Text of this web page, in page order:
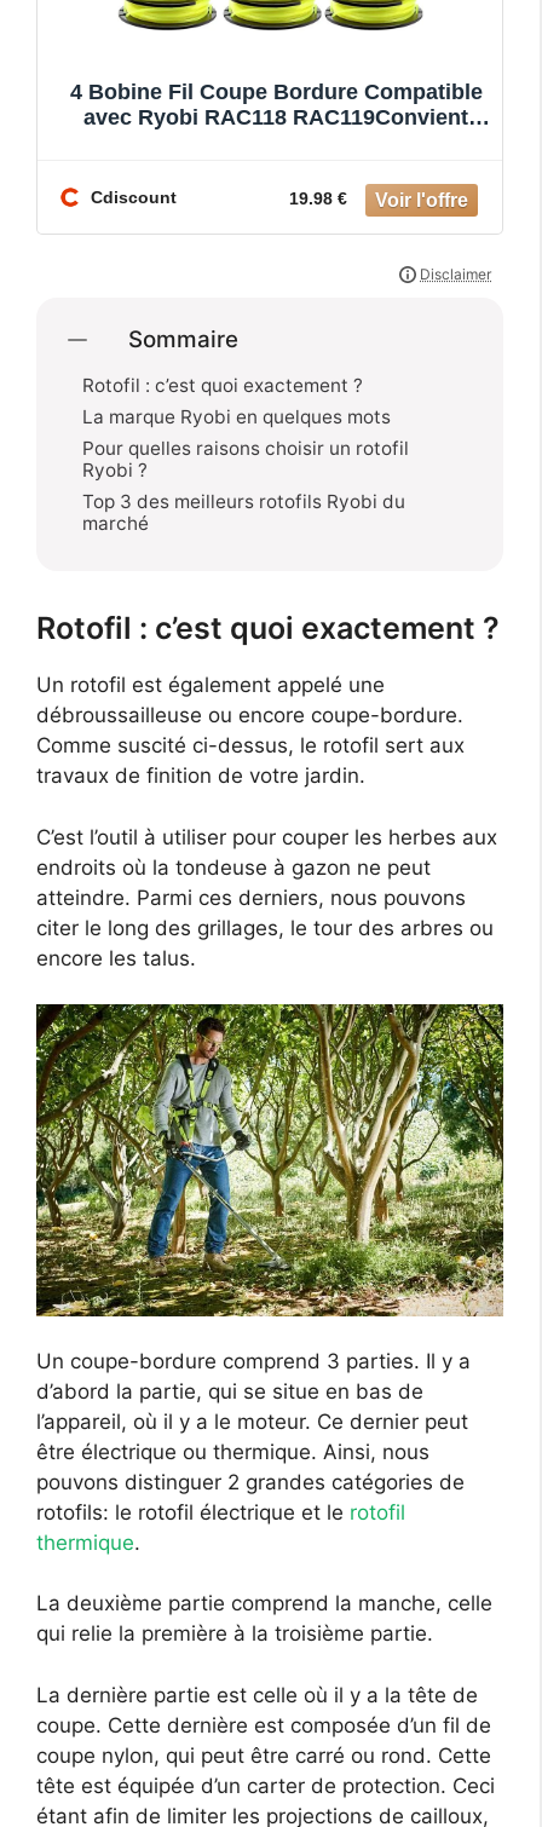
4 Bobine Fil Coupe Bordure Compatible
avec Ryobi RAC118 RAC119Convient
Cdiscount 19.98 €
Sommaire
Rotofil : c’est quoi exactement ?
La marque Ryobi en quelques mots
Pour quelles raisons choisir un rotofil
Ryobi ?
Top 3 des meilleurs rotofils Ryobi du
marché
Rotofil : c’est quoi exactement ?
Un rotofil est également appelé une
débroussailleuse ou encore coupe-bordure.
Comme suscité ci-dessus, le rotofil sert aux
travaux de finition de votre jardin.
C’est l’outil à utiliser pour couper les herbes aux
endroits où la tondeuse à gazon ne peut
atteindre. Parmi ces derniers, nous pouvons
citer le long des grillages, le tour des arbres ou
encore les talus.
Un coupe-bordure comprend 3 parties. Il y a
d’abord la partie, qui se situe en bas de
l’appareil, où il y a le moteur. Ce dernier peut
être électrique ou thermique. Ainsi, nous
pouvons distinguer 2 grandes catégories de
rotofils: le rotofil électrique et le rotofil
thermique.
La deuxième partie comprend la manche, celle
qui relie la première à la troisième partie.
La dernière partie est celle où il y a la tête de
coupe. Cette dernière est composée d’un fil de
coupe nylon, qui peut être carré ou rond. Cette
tête est équipée d’un carter de protection. Ceci
étant afin de limiter les projections de cailloux,